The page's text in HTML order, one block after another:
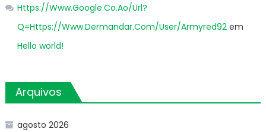
Https://Www.Google.Co.Ao/Url?
Q=Https://Www.Dermandar.Com/User/Armyred92em
Hello world!
Arquivos
agosto 2026